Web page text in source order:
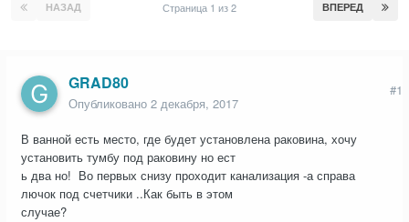
НАЗАД ВПЕРЕД
Страница 1 из 2
GRAD80
Опубликовано 2 декабря, 2017
#1
В ванной есть место, где будет установлена раковина, хочу
установить тумбу под раковину но ест
ь два но! Во первых снизу проходит канализация -а справа
лючок под счетчики ..Как быть в этом
случае?